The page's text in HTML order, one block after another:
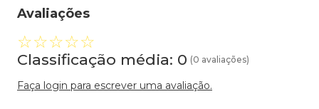
Avaliações
☆☆☆☆☆
Classificação média: 0 (0 avaliações)
Faça login para escrever uma avaliação.